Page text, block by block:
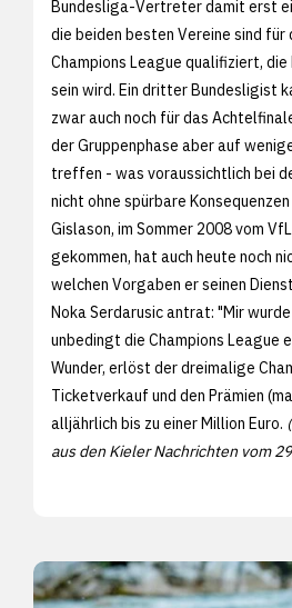
Bundesliga-Vertreter damit erst
die beiden besten Vereine sind für
Champions League qualifiziert,
sein wird. Ein dritter Bundesligist
zwar auch noch für das
der Gruppenphase aber auf
treffen - was voraussichtlich bei
nicht ohne spürbare
Gislason, im Sommer 2008 vom
gekommen, hat auch heute noch
welchen Vorgaben er seinen
Noka Serdarusic antrat: "Mir
unbedingt die Champions League
Wunder, erlöst der dreimalige
Ticketverkauf und den Prämien
alljährlich bis zu einer Million Euro.
aus den Kieler Nachrichten vom